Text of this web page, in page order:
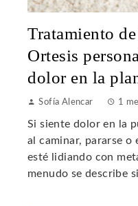
Tratamiento
Ortesis
dolor en la
Sofía Alencar 1
Si siente dolor en la
al caminar, pararse o
esté lidiando con
menudo se describe